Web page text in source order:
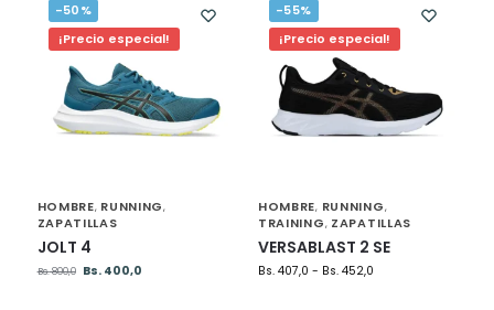
-50%
¡Precio especial!
HOMBRE, RUNNING,
ZAPATILLAS
JOLT 4
Bs.800,0 Bs. 400,0
-55%
¡Precio especial!
HOMBRE, RUNNING,
TRAINING, ZAPATILLAS
VERSABLAST 2 SE
Bs.407,0 - Bs.452,0